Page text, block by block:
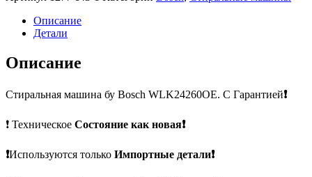
Описание
Детали
Описание
Стиральная машина бу Bosch WLK24260OE. С Гарантией❗
❗ Техническое Состояние как новая❗
❗Используются только Импортные детали❗